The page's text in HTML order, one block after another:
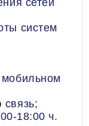
сетей
систем
18:00 ч.